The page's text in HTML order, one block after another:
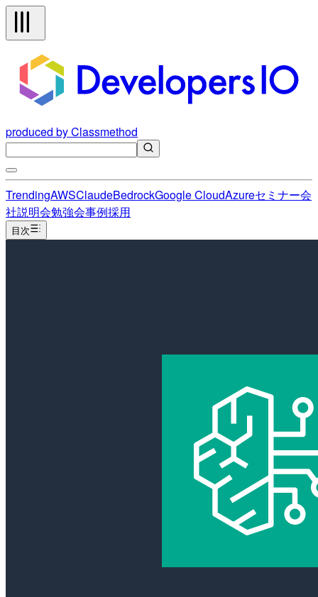
produced by Classmethod
TrendingAWSClaudeBedrockGoogle CloudAzureセミナー会
社説明会勉強会事例採用
目次